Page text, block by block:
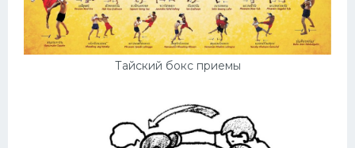
Тайский бокс приемы